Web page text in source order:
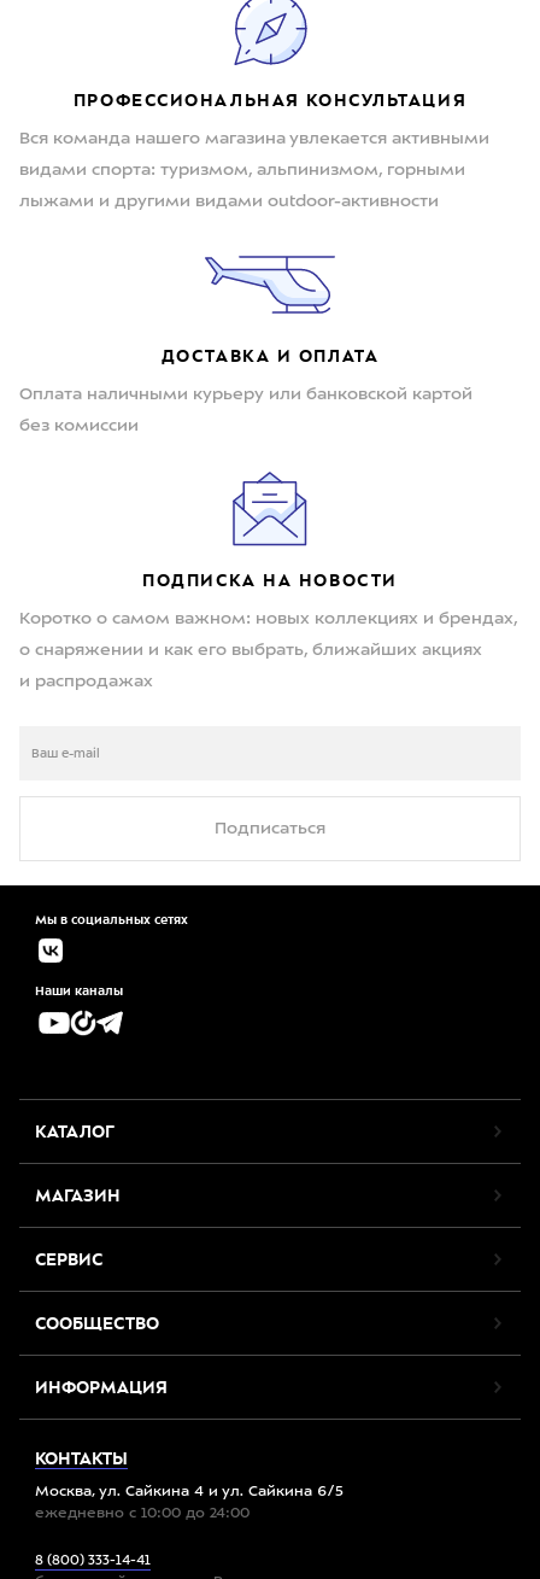
ПРОФЕССИОНАЛЬНАЯ КОНСУЛЬТАЦИЯ
Вся команда нашего магазина увлекается активными
видами спорта: туризмом, альпинизмом, горными
лыжами и другими видами outdoor-активности
ДОСТАВКА И ОПЛАТА
Оплата наличными курьеру или банковской картой
без комиссии
ПОДПИСКА НА НОВОСТИ
Коротко о самом важном: новых коллекциях и брендах,
о снаряжении и как его выбрать, ближайших акциях
и распродажах
Подписаться
Мы в социальных сетях
Наши каналы
КАТАЛОГ
МАГАЗИН
СЕРВИС
СООБЩЕСТВО
ИНФОРМАЦИЯ
КОНТАКТЫ
Москва, ул. Сайкина 4 и ул. Сайкина 6/5
ежедневно с 10:00 до 24:00
8 (800) 333-14-41